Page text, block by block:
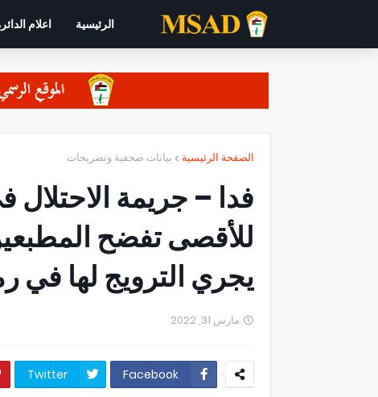
الرئيسية اعلام
الصفحة الرئيسية بيانات صحفية وتصريحات
فدا – جريمة
للأقصى تفضح
يجري الترويج لها في
مارس 31, 2022
Facebook
Twitter